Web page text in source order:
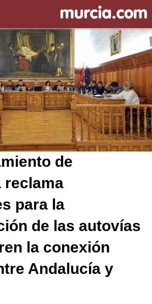
de
reclama
para la
de las autovías
la conexión
Andalucía y